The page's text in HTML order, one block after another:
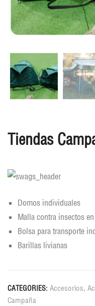
Tiendas
Domos individuales
Malla contra insectos
Bolsa para transporte
Barillas livianas
CATEGORIES: Accesorios,
Campaña